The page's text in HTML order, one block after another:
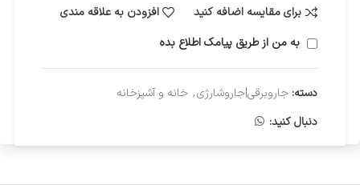
برای مقایسه اضافه کنید
افزودن به علاقه مندی
به من از طریق پیامک اطلاع بده
دسته: جاروبرقی|جاروشارژی, خانه و آشپزخانه
دنبال کنید: